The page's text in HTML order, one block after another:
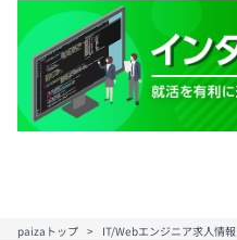
paizaトップ IT/Webエンジニア求人情報